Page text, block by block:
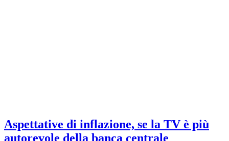
Aspettative di inflazione, se la TV è più
autorevole della banca centrale